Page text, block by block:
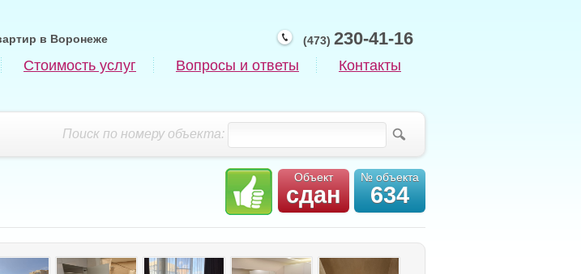
(473) 230-41-16
в Воронеже
Стоимость услуг Вопросы и ответы Контакты
Поиск по номеру объекта:
Объект
сдан
№ объекта
634